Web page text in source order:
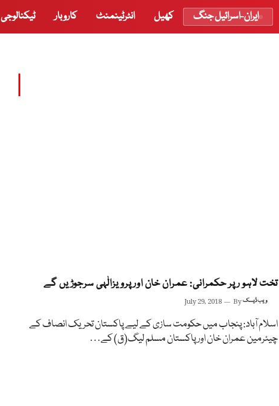
ایران-اسرائیل جنگ کھیل انٹرٹینمنٹ کاروبار ٹیکنالوجی
تخت لاہو ر پر حکمرانی: عمران خان اور پرویزالٰہی سرجوڑیں گے
July 29, 2018 Byویب ڈیسک
اسلام آباد: پنجاب میں حکومت سازی کے لیے پاکستان تحریک انصاف کے
چیئرمین عمران خان اور پاکستان مسلم لیگ(ق) کے…